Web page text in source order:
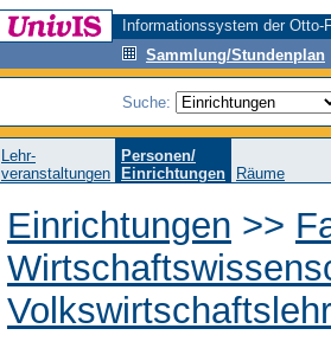
Informationssystem der
Sammlung/Stundenplan
Suche:
Lehr-
veranstaltungen
Personen/
Einrichtungen
Räume
Einrichtungen >>